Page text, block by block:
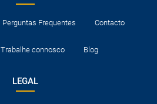
Perguntas Frequentes Contacto
Trabalhe connosco Blog
LEGAL